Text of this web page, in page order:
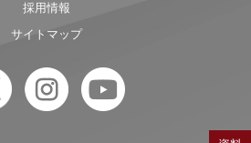
採用情報
サイトマップ